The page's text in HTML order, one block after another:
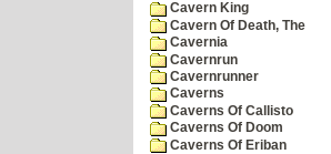
Cavern King
Cavern Of Death, The
Cavernia
Cavernrun
Cavernrunner
Caverns
Caverns Of Callisto
Caverns Of Doom
Caverns Of Eriban